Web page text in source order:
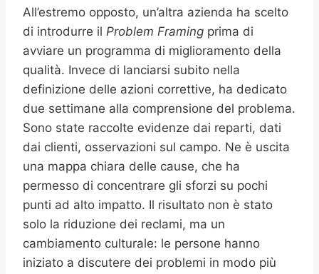
All’estremo opposto, un’altra azienda ha scelto
di introdurre il Problem Framing prima di
avviare un programma di miglioramento della
qualità. Invece di lanciarsi subito nella
definizione delle azioni correttive, ha dedicato
due settimane alla comprensione del problema.
Sono state raccolte evidenze dai reparti, dati
dai clienti, osservazioni sul campo. Ne è uscita
una mappa chiara delle cause, che ha
permesso di concentrare gli sforzi su pochi
punti ad alto impatto. Il risultato non è stato
solo la riduzione dei reclami, ma un
cambiamento culturale: le persone hanno
iniziato a discutere dei problemi in modo più